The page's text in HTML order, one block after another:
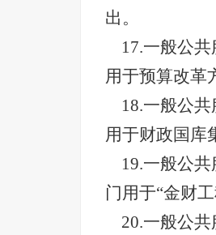
出。
17.一般公
用于预算改革
18.一般公
用于财政国库
19.一般公
门用于“金财
20.一般公